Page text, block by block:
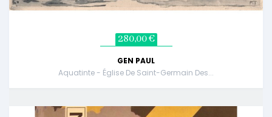
280,00 €
GEN PAUL
Aquatinte - Église De Saint-Germain Des...